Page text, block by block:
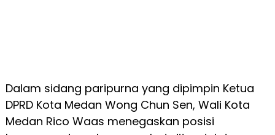
Dalam sidang paripurna yang dipimpin Ketua
DPRD Kota Medan Wong Chun Sen, Wali Kota
Medan Rico Waas menegaskan posisi